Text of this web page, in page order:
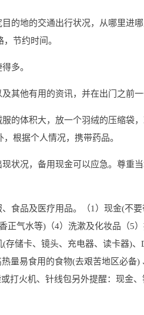
的地的交通出行状况，从哪里进
节约时间。
多。
其他有用的资讯，并在出门之前一
的体积大，放一个羽绒的压缩袋
根据个人情况，携带药品。
状况，备用现金可以应急。尊重
食品及医疗用品。（1）现金(不
气水等)（4）洗漱及化妆品（5
储卡、镜头、充电器、读卡器)、
量易食用的食物(去艰苦地区必备)
打火机、针线包另外提醒：现金